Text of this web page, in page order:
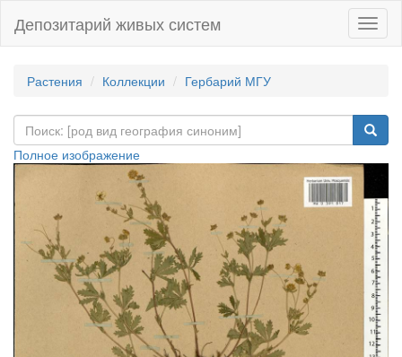
Депозитарий живых систем
Растения Коллекции Гербарий МГУ
Полное изображение